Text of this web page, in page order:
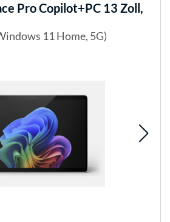
Pro Copilot+PC 13 Zoll,
11 Home, 5G)